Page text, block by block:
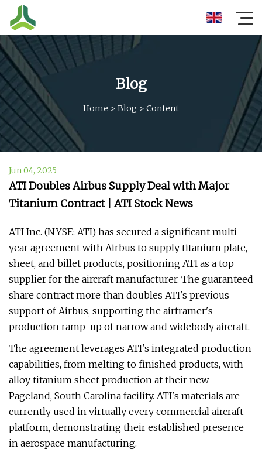
Blog
Home > Blog > Content
Jun 04, 2025
ATI Doubles Airbus Supply Deal with Major
Titanium Contract | ATI Stock News
ATI Inc. (NYSE: ATI) has secured a significant multi-
year agreement with Airbus to supply titanium plate,
sheet, and billet products, positioning ATI as a top
supplier for the aircraft manufacturer. The guaranteed
share contract more than doubles ATI's previous
support of Airbus, supporting the airframer's
production ramp-up of narrow and widebody aircraft.
The agreement leverages ATI's integrated production
capabilities, from melting to finished products, with
alloy titanium sheet production at their new
Pageland, South Carolina facility. ATI's materials are
currently used in virtually every commercial aircraft
platform, demonstrating their established presence
in aerospace manufacturing.